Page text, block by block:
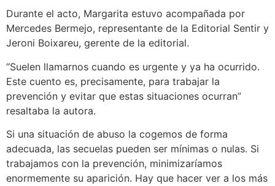
Durante el acto, Margarita estuvo acompañada por
Mercedes Bermejo, representante de la Editorial Sentir y
Jeroni Boixareu, gerente de la editorial.
“Suelen llamarnos cuando es urgente y ya ha ocurrido.
Este cuento es, precisamente, para trabajar la
prevención y evitar que estas situaciones ocurran”
resaltaba la autora.
Si una situación de abuso la cogemos de forma
adecuada, las secuelas pueden ser mínimas o nulas. Si
trabajamos con la prevención, minimizaríamos
enormemente su aparición. Hay que hacer ver a los más